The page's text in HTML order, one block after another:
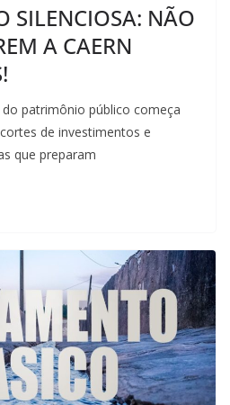
SILENCIOSA: NÃO
A CAERN
patrimônio público começa
de investimentos e
que preparam